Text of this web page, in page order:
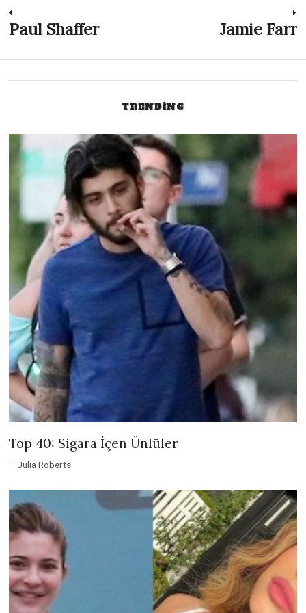
Post
navigation
Previous
Paul Shaffer Jamie Farr
TRENDING
Top 40: Sigara İçen Ünlüler
– Julia Roberts